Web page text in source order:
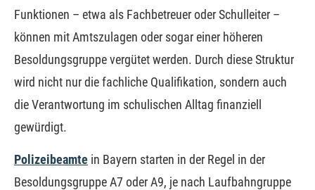
Funktionen – etwa als Fachbetreuer oder Schulleiter –
können mit Amtszulagen oder sogar einer höheren
Besoldungsgruppe vergütet werden. Durch diese Struktur
wird nicht nur die fachliche Qualifikation, sondern auch
die Verantwortung im schulischen Alltag finanziell
gewürdigt.
Polizeibeamte in Bayern starten in der Regel in der
Besoldungsgruppe A7 oder A9, je nach Laufbahngruppe